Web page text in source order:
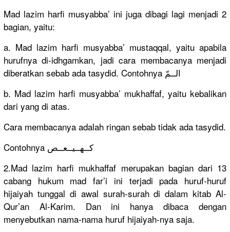
Mad lazim harfi musyabba’ ini juga dibagi lagi menjadi 2
bagian, yaitu:
a. Mad lazim harfi musyabba’ mustaqqal, yaitu apabila
hurufnya di-idhgamkan, jadi cara membacanya menjadi
diberatkan sebab ada tasydid. Contohnya الــمّ
b. Mad lazim harfi musyabba’ mukhaffaf, yaitu kebalikan
dari yang di atas.
Cara membacanya adalah ringan sebab tidak ada tasydid.
Contohnya كــهــيــعــص
2.Mad lazim harfi mukhaffaf merupakan bagian dari 13
cabang hukum mad far’i ini terjadi pada huruf-huruf
hijaiyah tunggal di awal surah-surah di dalam kitab Al-
Qur’an Al-Karim. Dan ini hanya dibaca dengan
menyebutkan nama-nama huruf hijaiyah-nya saja.